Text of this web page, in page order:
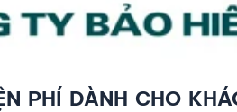
PHÍ DÀNH CHO